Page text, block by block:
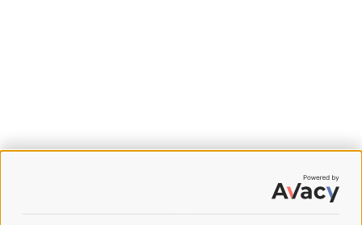
SPEDIZIONI